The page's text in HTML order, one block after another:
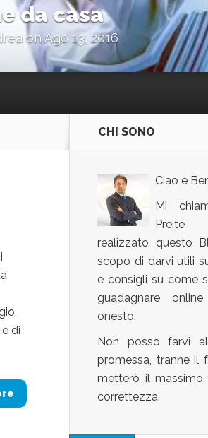
da casa
on Ago 13, 2016
di
CHI SONO
Ciao e
Mi
realizzato questo
scopo di darvi utili
e consigli su come
guadagnare
onesto.
Non posso farvi
promessa, tranne il
metterò il massimo
correttezza.